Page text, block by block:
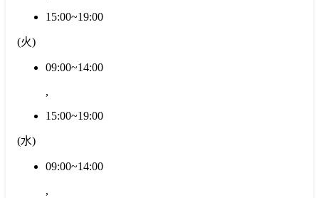
15:00~19:00
(火)
09:00~14:00
,
15:00~19:00
(水)
09:00~14:00
,